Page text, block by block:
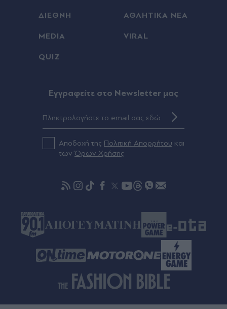
ΔΙΕΘΝΗ ΑΘΛΗΤΙΚΑ ΝΕΑ
MEDIA VIRAL
QUIZ
Eγγραφείτε στο Newsletter μας
Αποδοχή της Πολιτική Απορρήτου και
τωνΌρων Χρήσης